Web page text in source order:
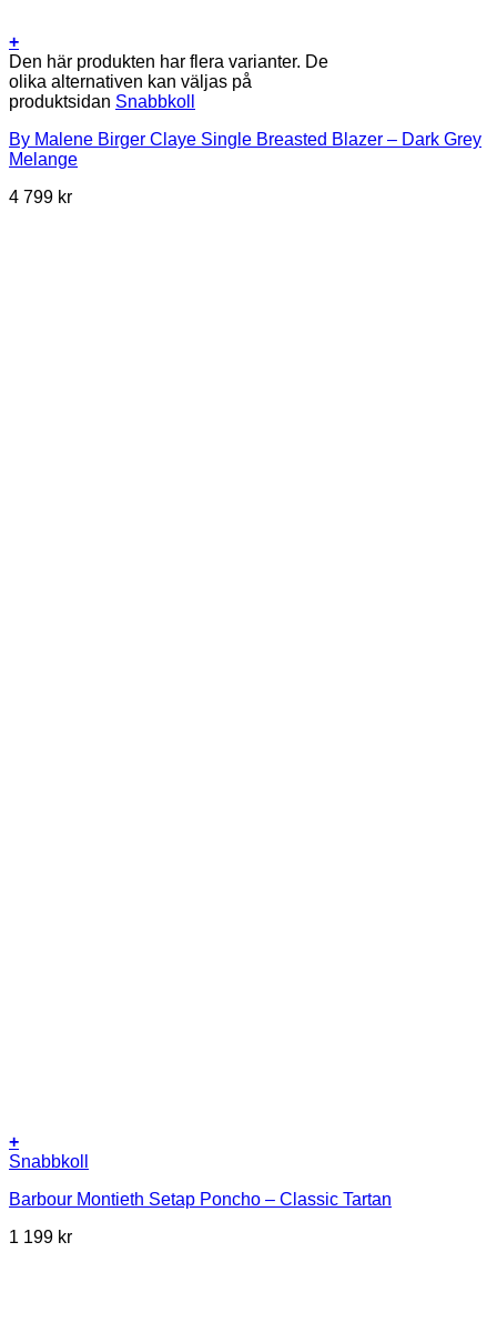
+
Den här produkten har flera varianter. De
olika alternativen kan väljas på
produktsidan Snabbkoll
By Malene Birger Claye Single Breasted Blazer – Dark Grey
Melange
4 799 kr
+
Snabbkoll
Barbour Montieth Setap Poncho – Classic Tartan
1 199 kr